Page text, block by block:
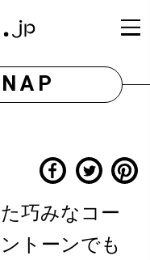
巧みなコー
トーンでも